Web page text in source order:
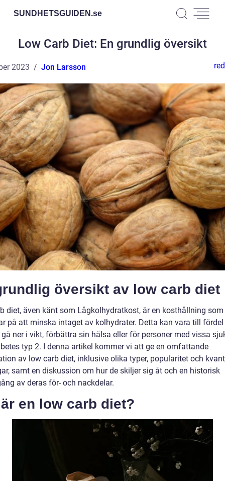
SUNDHETSGUIDEN.se
Low Carb Diet: En grundlig översikt
2023 Jon Larsson
översikt av low carb diet
diet, även känt som Lågkolhydratkost, är en kosthållning som
på att minska intaget av kolhydrater. Detta kan vara till
ner i vikt, förbättra sin hälsa eller för personer med vissa
typ 2. I denna artikel kommer vi att ge en omfattande
av low carb diet, inklusive olika typer, popularitet och
samt en diskussion om hur de skiljer sig åt och en historisk
av deras för- och nackdelar.
en low carb diet?